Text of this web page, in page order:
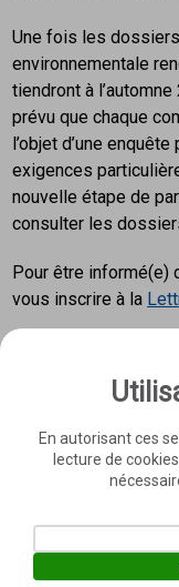
Une fois les
environnementale
tiendront à
prévu que chaque
l’objet d’une
exigences
nouvelle étape de
consulter les
Pour être informé(e)
vous inscrire à la
En autorisant ces
lecture de